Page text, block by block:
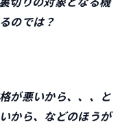
のでは？
が悪いから、、、と
から、などのほうが